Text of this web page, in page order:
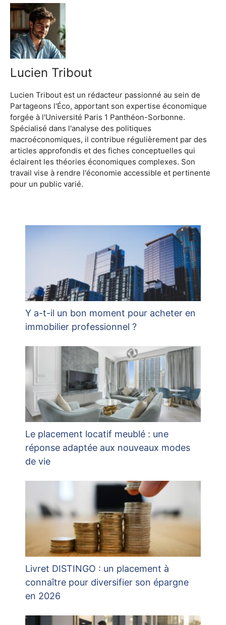
Lucien Tribout
Lucien Tribout est un rédacteur passionné au sein de
Partageons l'Éco, apportant son expertise économique
forgée à l'Université Paris 1 Panthéon-Sorbonne.
Spécialisé dans l'analyse des politiques
macroéconomiques, il contribue régulièrement par des
articles approfondis et des fiches conceptuelles qui
éclairent les théories économiques complexes. Son
travail vise à rendre l'économie accessible et pertinente
pour un public varié.
Y a-t-il un bon moment pour acheter en
immobilier professionnel ?
Le placement locatif meublé : une
réponse adaptée aux nouveaux modes
de vie
Livret DISTINGO : un placement à
connaître pour diversifier son épargne
en 2026